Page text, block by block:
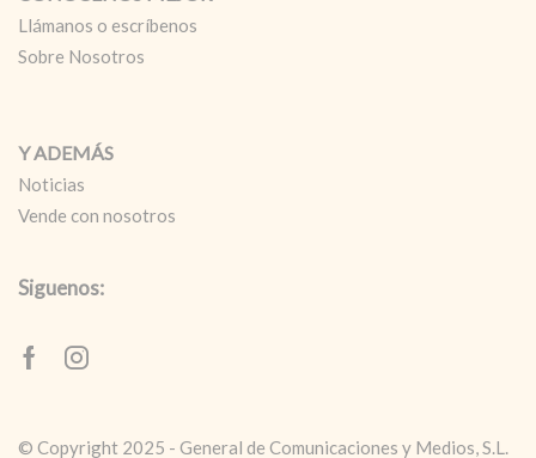
Llámanos o escríbenos
Sobre Nosotros
Y ADEMÁS
Noticias
Vende con nosotros
Siguenos:
FacebookInstagram
© Copyright 2025 - General de Comunicaciones y Medios, S.L.